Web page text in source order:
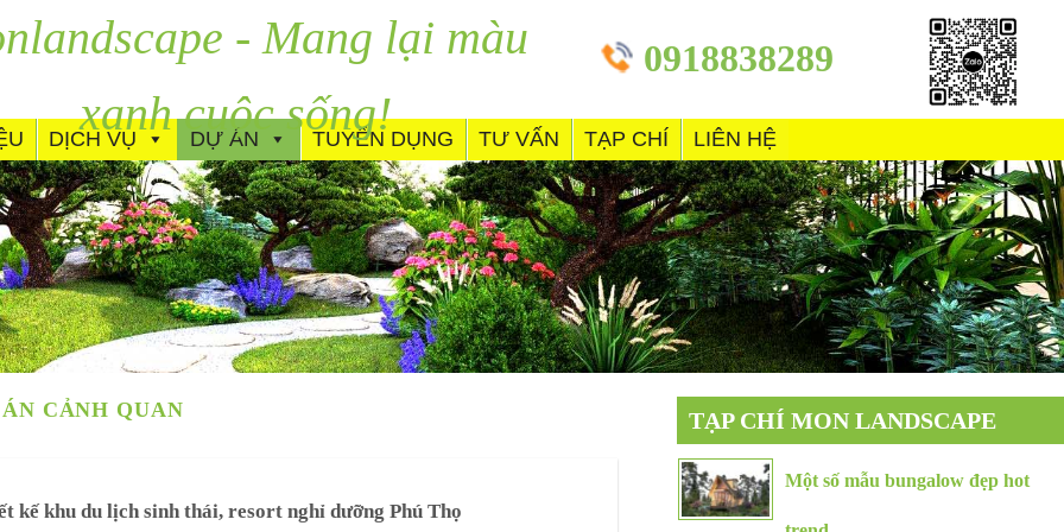
- Mang lại màu
xanh cuộc sống!
0918838289
DỊCH VỤ DỰ ÁN TUYỂN DỤNG TƯ VẤN TẠP CHÍ LIÊN HỆ
CẢNH QUAN
kế khu du lịch sinh thái, resort nghỉ dưỡng Phú Thọ
TẠP CHÍ MON LANDSCAPE
Một số mẫu bungalow đẹp hot